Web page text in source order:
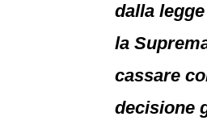
dalla
la
cassare
decisione